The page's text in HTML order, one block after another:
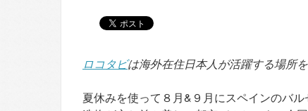
ロコタビは海外在住日本人が活躍する場所
夏休みを使って８月&９月にスペインのバ